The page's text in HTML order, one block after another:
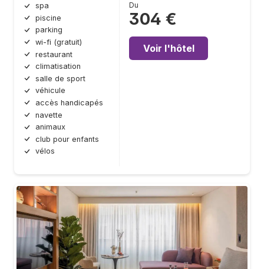
spa
piscine
parking
wi-fi (gratuit)
restaurant
climatisation
salle de sport
véhicule
accès handicapés
navette
animaux
club pour enfants
vélos
Du
304 €
Voir l'hôtel